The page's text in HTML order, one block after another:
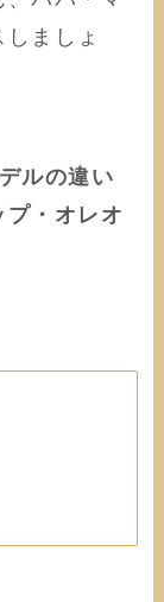
ましょ
ルの違い
・オレオ